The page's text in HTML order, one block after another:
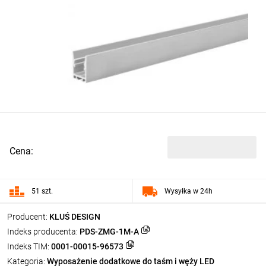
Producent: KLUŚ DESIGN
Indeks producenta: PDS-ZMG-1M-A
Indeks TIM: 0001-00015-96573
Kategoria: Wyposażenie dodatkowe do taśm i węży LED
Cena:
51 szt. Wysyłka w 24h